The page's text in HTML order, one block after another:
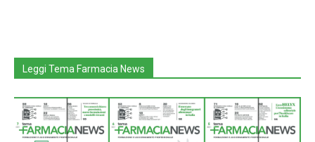
Leggi Tema Farmacia News